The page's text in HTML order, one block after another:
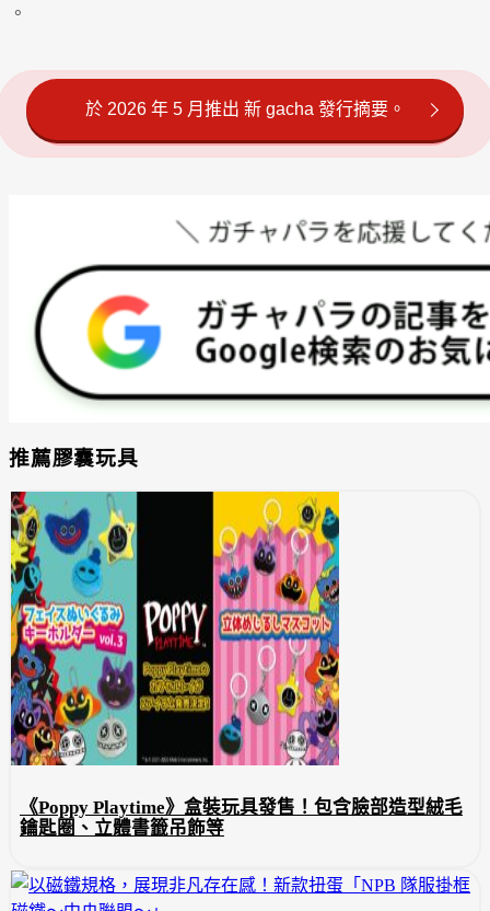
。
於 2026 年 5 月推出 新 gacha 發行摘要。
推薦膠囊玩具
《Poppy Playtime》盒裝玩具發售！包含臉部造型絨毛
鑰匙圈、立體書籤吊飾等